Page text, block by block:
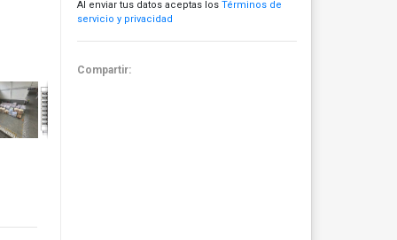
Al enviar tus datos aceptas los Términos de
servicio y privacidad
Compartir: